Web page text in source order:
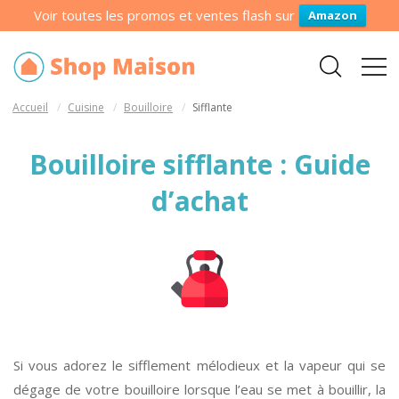
Voir toutes les promos et ventes flash sur Amazon
Accueil Cuisine Bouilloire Sifflante
Bouilloire sifflante : Guide
d’achat
Si vous adorez le sifflement mélodieux et la vapeur qui se
dégage de votre bouilloire lorsque l’eau se met à bouillir, la